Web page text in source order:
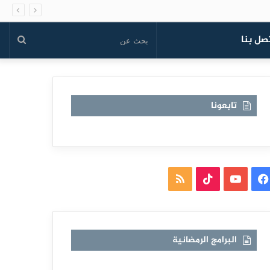
بنا بحث
تابعونا
فيسبوكيوتيوب TikTokملخص
البرامج الرمضانية